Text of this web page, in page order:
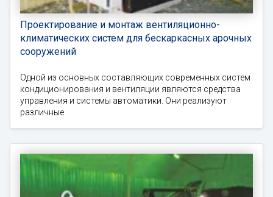
Проектирование и монтаж вентиляционно-
климатических систем для бескаркасных арочных
сооружений
Одной из основных составляющих современных систем
кондиционирования и вентиляции являются средства
управления и системы автоматики. Они реализуют
различные